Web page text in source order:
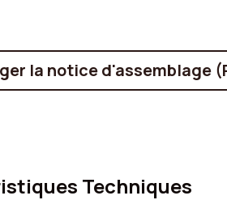
la notice d'assemblage
Techniques